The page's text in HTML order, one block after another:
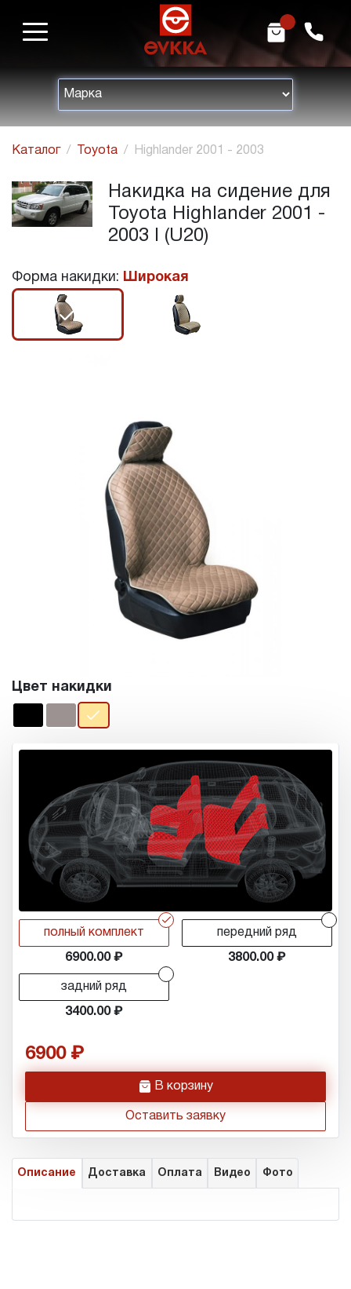
h m
Каталог Toyota Highlander 2001 - 2003
Накидка на сидение для
Toyota Highlander 2001 -
2003 I (U20)
Форма накидки: Широкая
r
Цвет накидки
r
полный комплект
6900.00
передний ряд
3800.00
задний ряд
3400.00
6900
h В корзину
Оставить заявку
Описание Доставка Оплата Видео Фото